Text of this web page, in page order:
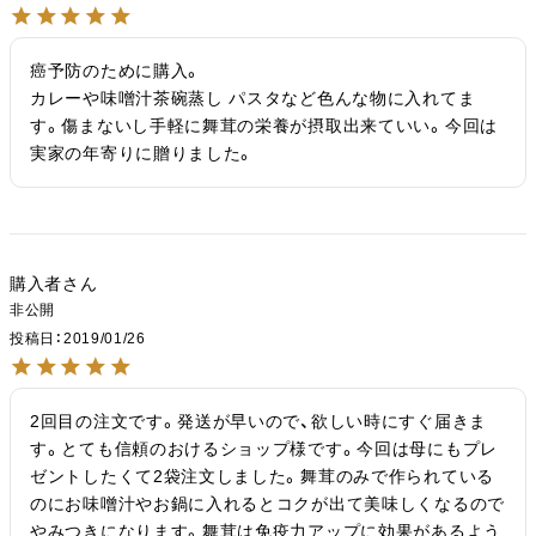
癌予防のために購入。
カレーや味噌汁茶碗蒸し パスタなど色んな物に入れてま
す。傷まないし手軽に舞茸の栄養が摂取出来ていい。今回は
実家の年寄りに贈りました。
購入者
非公開
投稿日
2019/01/26
2回目の注文です。発送が早いので、欲しい時にすぐ届きま
す。とても信頼のおけるショップ様です。今回は母にもプレ
ゼントしたくて2袋注文しました。舞茸のみで作られている
のにお味噌汁やお鍋に入れるとコクが出て美味しくなるので
やみつきになります。舞茸は免疫力アップに効果があるよう